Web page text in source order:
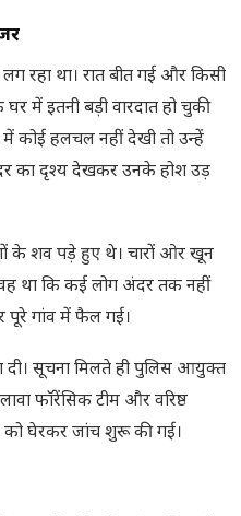
रहा था। रात बीत गई और किसी
में इतनी बड़ी वारदात हो चुकी
कोई हलचल नहीं देखी तो उन्हें
का दृश्य देखकर उनके होश उड़
के शव पड़े हुए थे। चारों ओर खून
था कि कई लोग अंदर तक नहीं
पूरे गांव में फैल गई।
दी। सूचना मिलते ही पुलिस आयुक्त
फॉरेंसिक टीम और वरिष्ठ
घेरकर जांच शुरू की गई।